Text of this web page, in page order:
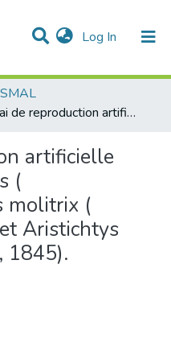
Log In (current)
Collections
Essai de reproduction artificielle des carpes chinoises ( Hypophthalmichtys molitrix ( Valencienne,1844) et Aristichtys nobilis (Richardson, 1845).
artificielle
(
molitrix (
Aristichtys
1845).